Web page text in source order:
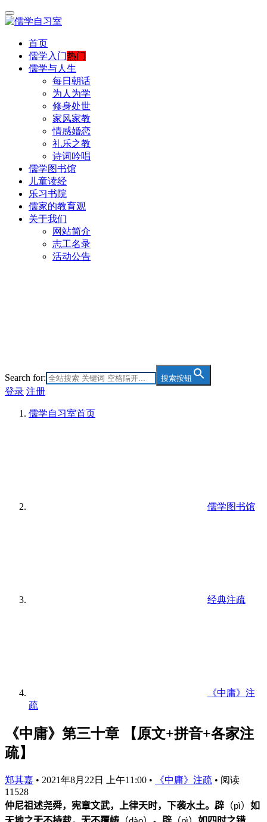
首页
儒学入门热门
儒学与人生
每日朝话
为人为学
修身处世
家风家教
情感婚恋
礼乐之教
诗词吟唱
儒学图书馆
儿童读经
乐习书院
儒家的教育观
关于我们
网站简介
志工名录
活动公告
Search for: 搜索按钮
登录 注册
儒学自习室首页
儒学图书馆
经典注疏
《中庸》注
疏
《中庸》第三十章 【原文+拼音+各家注
疏】
郑其嘉 • 2021年8月22日 上午11:00 • 《中庸》注疏 • 阅读
11528
仲尼祖述尧舜，宪章文武，上律天时，下袭水土。辟 （pì） 如